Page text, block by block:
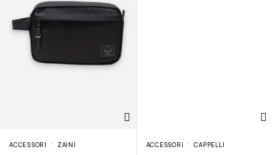
ACCESSORI ZAINI ACCESSORI CAPPELLI